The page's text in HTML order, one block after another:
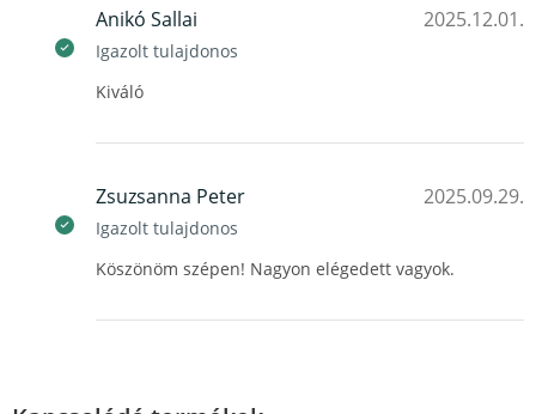
Anikó Sallai
Igazolt tulajdonos
2025.12.01.
Kiváló
Zsuzsanna Peter
Igazolt tulajdonos
2025.09.29.
Köszönöm szépen! Nagyon elégedett vagyok.